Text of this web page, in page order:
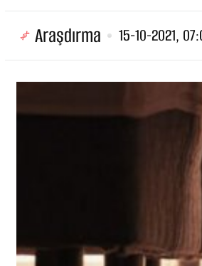
Araşdırma 15-10-2021,